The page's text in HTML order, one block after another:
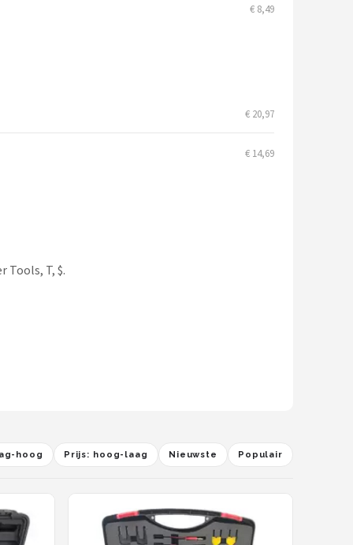
€ 8,49
€ 20,97
€ 14,69
Tools, T, $.
hoog Prijs: hoog-laag Nieuwste Populair